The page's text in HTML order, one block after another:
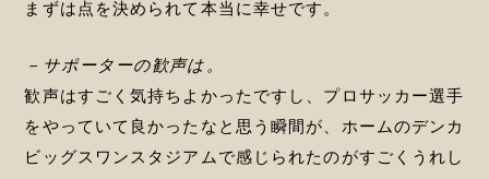
まずは点を決められて本当に幸せです。
－サポーターの歓声は。
歓声はすごく気持ちよかったですし、プロサッカー選手
をやっていて良かったなと思う瞬間が、ホームのデンカ
ビッグスワンスタジアムで感じられたのがすごくうれし